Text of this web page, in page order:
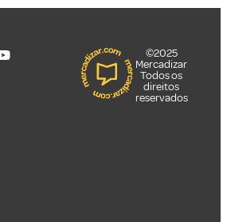
©2025
Mercadizar
Todos os
direitos
reservados